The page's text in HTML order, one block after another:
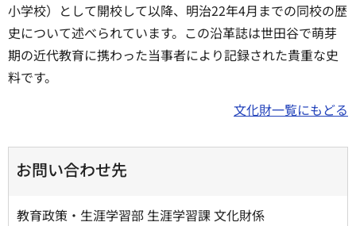
小学校）として開校して以降、明治22年4月までの同校の歴
史について述べられています。この沿革誌は世田谷で萌芽
期の近代教育に携わった当事者により記録された貴重な史
料です。
文化財一覧にもどる
お問い合わせ先
教育政策・生涯学習部 生涯学習課 文化財係